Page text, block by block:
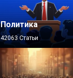
Политика
42063 Статьи